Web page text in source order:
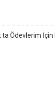
Ödevlerim İçin